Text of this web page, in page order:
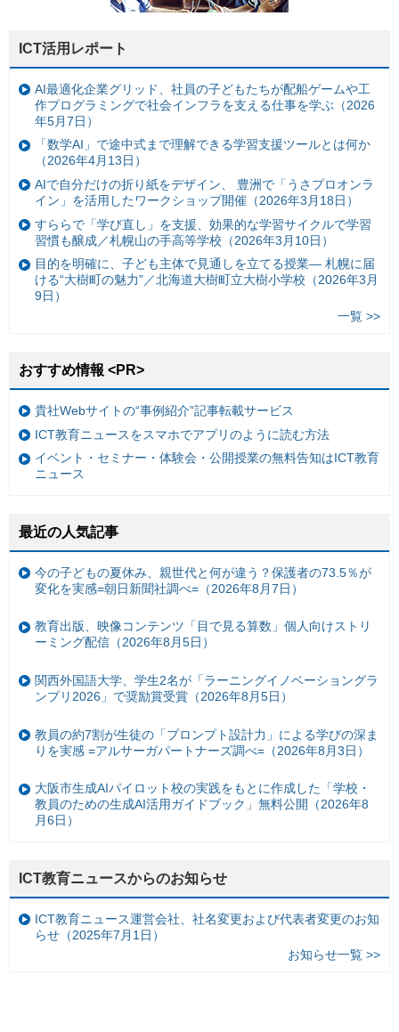
ICT活用レポート
AI最適化企業グリッド、社員の子どもたちが配船ゲームや工
作プログラミングで社会インフラを支える仕事を学ぶ（2026
年5月7日）
「数学AI」で途中式まで理解できる学習支援ツールとは何か
（2026年4月13日）
AIで自分だけの折り紙をデザイン、 豊洲で「うさプロオンラ
イン」を活用したワークショップ開催（2026年3月18日）
すららで「学び直し」を支援、効果的な学習サイクルで学習
習慣も醸成／札幌山の手高等学校（2026年3月10日）
目的を明確に、子ども主体で見通しを立てる授業— 札幌に届
ける“大樹町の魅力”／北海道大樹町立大樹小学校（2026年3月
9日）
一覧 >>
おすすめ情報 <PR>
貴社Webサイトの“事例紹介”記事転載サービス
ICT教育ニュースをスマホでアプリのように読む方法
イベント・セミナー・体験会・公開授業の無料告知はICT教育
ニュース
最近の人気記事
今の子どもの夏休み、親世代と何が違う？保護者の73.5％が
変化を実感=朝日新聞社調べ=（2026年8月7日）
教育出版、映像コンテンツ「目で見る算数」個人向けストリ
ーミング配信（2026年8月5日）
関西外国語大学、学生2名が「ラーニングイノベーショングラ
ンプリ2026」で奨励賞受賞（2026年8月5日）
教員の約7割が生徒の「プロンプト設計力」による学びの深ま
りを実感 =アルサーガパートナーズ調べ=（2026年8月3日）
大阪市生成AIパイロット校の実践をもとに作成した「学校・
教員のための生成AI活用ガイドブック」無料公開（2026年8
月6日）
ICT教育ニュースからのお知らせ
ICT教育ニュース運営会社、社名変更および代表者変更のお知
らせ（2025年7月1日）
お知らせ一覧 >>